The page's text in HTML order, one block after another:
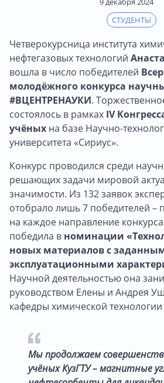
СТУДЕНТЫ
Четверокурсница института
нефтегазовых технологий
вошла в число победителей
молодёжного конкурса
#ВЦЕНТРЕНАУКИ.
состоялось в рамках IV
учёных на базе Научно-
университета «Сириус».
Конкурс проводился среди
решающих задачи мировой
значимости. Из 132 заявок
отобрало лишь 7 победителей –
на каждое направление
победила в номинации
новых материалов с
эксплуатационными
Научной деятельностью она
руководством Елены и Андрея
кафедры химической технологии
Мы продолжаем
учёных КузГТУ – магнитные